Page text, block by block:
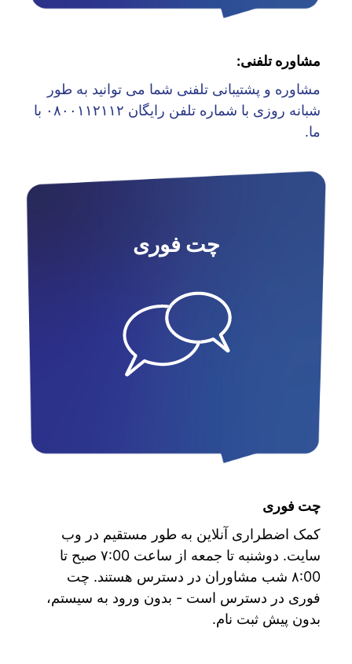
مشاوره تلفنی:
مشاوره و پشتیبانی تلفنی شما می توانید به طور
شبانه روزی با شماره تلفن رایگان ۰۸۰۰۱۱۲۱۱۲ با
ما.
چت فوری
چت فوری
کمک اضطراری آنلاین به طور مستقیم در وب
سایت. دوشنبه تا جمعه از ساعت ۷:00 صبح تا
۸:00 شب مشاوران در دسترس هستند. چت
فوری در دسترس است - بدون ورود به سیستم،
بدون پیش ثبت نام.